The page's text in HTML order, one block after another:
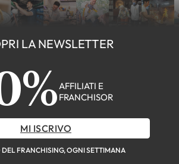
LA NEWSLETTER
AFFILIATI E
FRANCHISOR
MI ISCRIVO
DEL FRANCHISING, OGNI SETTIMANA